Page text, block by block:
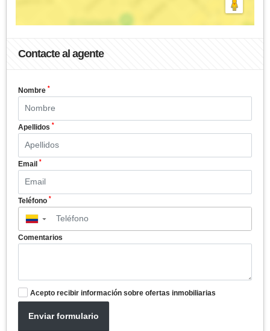
Contacte al agente
Nombre *
Apellidos *
Email *
Teléfono *
▼
Comentarios
Acepto recibir información sobre ofertas inmobiliarias
Enviar formulario